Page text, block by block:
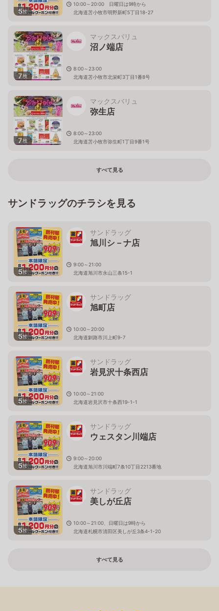
5枚
10:00～20:00 日曜日は9時から
北海道苫小牧市明野新町5丁目18-27
7枚
マックスバリュ
沼ノ端店
8:00～23:00
北海道苫小牧市北栄町3丁目1番8号
7枚
マックスバリュ
弥生店
8:00～23:00
北海道苫小牧市弥生町1丁目9番1号
すべて見る
サンドラッグのチラシを見る
5枚
サンドラッグ
旭川シ－ナ店
9:00～21:00
北海道旭川市永山三条15-1
5枚
サンドラッグ
旭町店
10:00～20:00
北海道釧路市川上町9-7
5枚
サンドラッグ
岩見沢十条西店
10:00～21:00
北海道岩見沢市十条西19-1-1
5枚
サンドラッグ
ウェスタン川端店
9:00～20:00
北海道旭川市川端町7条10丁目2213番地
5枚
サンドラッグ
美しが丘店
10:00～21:00、日曜日は9時から
北海道札幌市清田区美しが丘3条4-1-20
すべて見る